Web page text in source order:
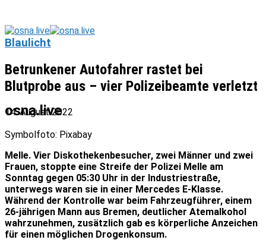
osna.live
Blaulicht
Betrunkener Autofahrer rastet bei
Blutprobe aus – vier Polizeibeamte verletzt
14. August 2022
Symbolfoto: Pixabay
Melle. Vier Diskothekenbesucher, zwei Männer und zwei
Frauen, stoppte eine Streife der Polizei Melle am
Sonntag gegen 05:30 Uhr in der Industriestraße,
unterwegs waren sie in einer Mercedes E-Klasse.
Während der Kontrolle war beim Fahrzeugführer, einem
26-jährigen Mann aus Bremen, deutlicher Atemalkohol
wahrzunehmen, zusätzlich gab es körperliche Anzeichen
für einen möglichen Drogenkonsum.